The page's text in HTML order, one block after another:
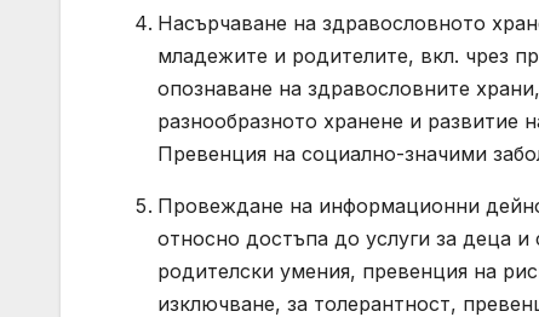
Насърчаване на здравословното
младежите и родителите, вкл. чрез
опознаване на здравословните
разнообразното хранене и развитие
Превенция на социално-значими
Провеждане на информационни
относно достъпа до услуги за деца
родителски умения, превенция на
изключване, за толерантност,